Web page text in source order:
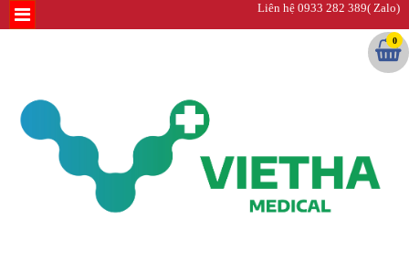
Liên hệ 0933 282 389( Zalo)
0